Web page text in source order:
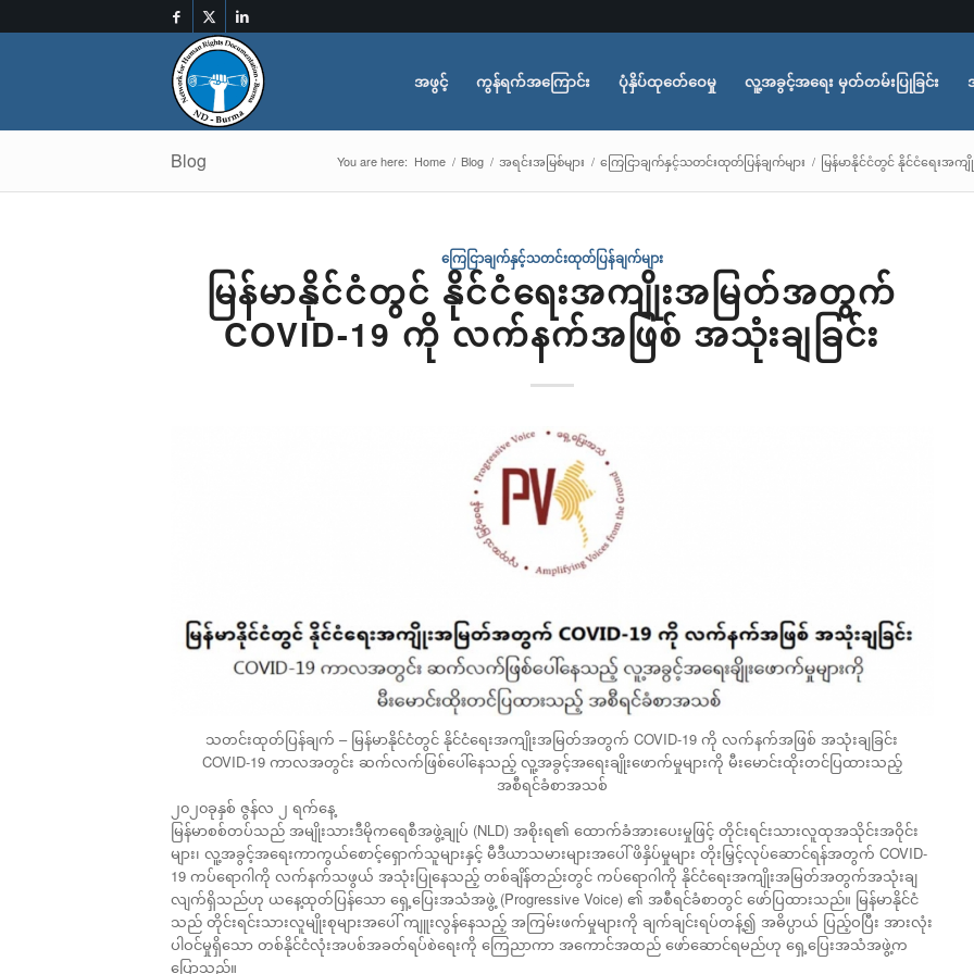
အဖွင့် ကွန်ရက်အကြောင်း ပုံနှိပ်ထုတ်ေဝေမှု လူ့အခွင့်အရေး မှတ်တမ်းပြုခြင်း
Blog You are here: Home / Blog / အရင်းအမြစ်များ / ကြေငြာချက်နှင့်သတင်းထုတ်ပြန်ချက်များ / မြန်မာနိုင်ငံတွင် နိုင်ငံရေးအ
ကြေငြာချက်နှင့်သတင်းထုတ်ပြန်ချက်များ
မြန်မာနိုင်ငံတွင် နိုင်ငံရေးအကျိုးအမြတ်အတွက်
COVID-19 ကို လက်နက်အဖြစ် အသုံးချခြင်း
သတင်းထုတ်ပြန်ချက် – မြန်မာနိုင်ငံတွင် နိုင်ငံရေးအကျိုးအမြတ်အတွက် COVID-19 ကို လက်နက်အဖြစ် အသုံးချခြင်း
COVID-19 ကာလအတွင်း ဆက်လက်ဖြစ်ပေါ်နေသည့် လူ့အခွင့်အရေးချိုးဖောက်မှုများကို မီးမောင်းထိုးတင်ပြထားသည့်
အစီရင်ခံစာအသစ်
၂၀၂၀ခုနှစ် ဇွန်လ ၂ ရက်နေ့
မြန်မာစစ်တပ်သည် အမျိုးသားဒီမိုကရေစီအဖွဲ့ချုပ် (NLD) အစိုးရ၏ ထောက်ခံအားပေးမှုဖြင့် တိုင်းရင်းသားလူထုအသိုင်းအဝိုင်း
များ၊ လူ့အခွင့်အရေးကာကွယ်စောင့်ရှောက်သူများနှင့် မီဒီယာသမားများအပေါ် ဖိနှိပ်မှုများ တိုးမြှင့်လုပ်ဆောင်ရန်အတွက် COVID-
19 ကပ်ရောဂါကို လက်နက်သဖွယ် အသုံးပြုနေသည့် တစ်ချိန်တည်းတွင် ကပ်ရောဂါကို နိုင်ငံရေးအကျိုးအမြတ်အတွက်အသုံးချ
လျက်ရှိသည်ဟု ယနေ့ထုတ်ပြန်သော ရှေ့ပြေးအသံအဖွဲ့ (Progressive Voice) ၏ အစီရင်ခံစာတွင် ဖော်ပြထားသည်။ မြန်မာနိုင်ငံ
သည် တိုင်းရင်းသားလူမျိုးစုများအပေါ် ကျူးလွန်နေသည့် အကြမ်းဖက်မှုများကို ချက်ချင်းရပ်တန့်၍ အဓိပ္ပာယ် ပြည့်ဝပြီး အားလုံး
ပါဝင်မှုရှိသော တစ်နိုင်ငံလုံးအပစ်အခတ်ရပ်စဲရေးကို ကြေညာကာ အကောင်အထည် ဖော်ဆောင်ရမည်ဟု ရှေ့ပြေးအသံအဖွဲ့က
ပြောသည်။